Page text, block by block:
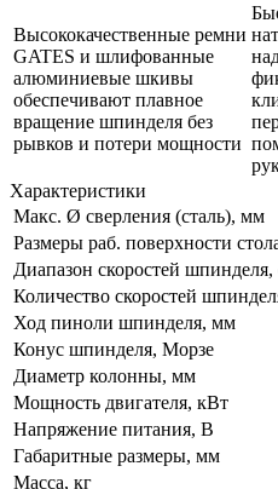
Высококачественные ремни
GATES и шлифованные
алюминиевые шкивы
обеспечивают плавное
вращение шпинделя без
рывков и потери мощности
Характеристики
Макс. Ø сверления (сталь), мм
Размеры раб. поверхности
Диапазон скоростей
Количество скоростей
Ход пиноли шпинделя, мм
Конус шпинделя, Морзе
Диаметр колонны, мм
Мощность двигателя, кВт
Напряжение питания, В
Габаритные размеры, мм
Масса, кг